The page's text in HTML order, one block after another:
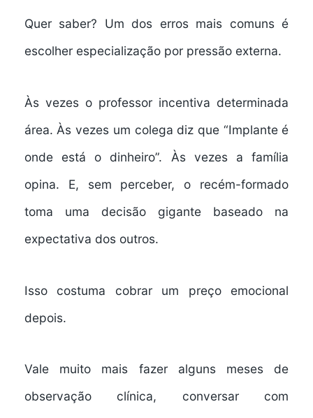
Quer saber? Um dos erros mais comuns é
escolher especialização por pressão externa.
Às vezes o professor incentiva determinada
área. Às vezes um colega diz que “Implante é
onde está o dinheiro”. Às vezes a família
opina. E, sem perceber, o recém-formado
toma uma decisão gigante baseado na
expectativa dos outros.
Isso costuma cobrar um preço emocional
depois.
Vale muito mais fazer alguns meses de
observação clínica, conversar com